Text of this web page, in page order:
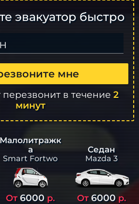
эвакуатор быстро
мне
в течение2
минут
Малолитражк
а
Smart Fortwo
От6000р.
Седан
Mazda 3
От6000р.